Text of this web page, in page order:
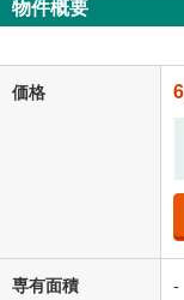
一般的には最長35
閉じる
頭金
自己資金から住
い。一般的には物
閉じる
物件概要
価格
専有面積 -